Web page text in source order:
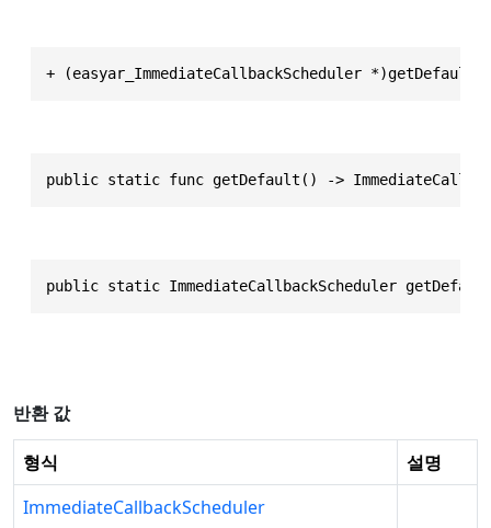
+ (easyar_ImmediateCallbackScheduler *)getDefault
public static func getDefault() ->
public static ImmediateCallbackScheduler
반환 값
형식
설명
ImmediateCallbackScheduler